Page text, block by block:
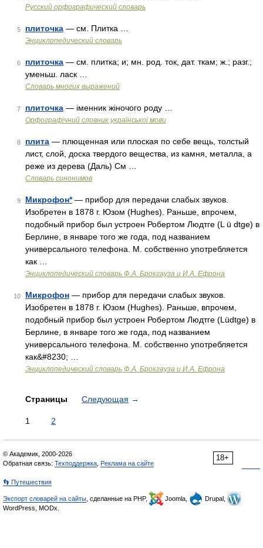
Русский орфографический словарь
5 плиточка — см. Плитка …
Энциклопедический словарь
6 плиточка — см. плитка; и; мн. род. ток, дат. ткам; ж.; разг.;
уменьш. ласк …
Словарь многих выражений
7 плиточка — іменник жіночого роду …
Орфографічний словник української мови
8 плита — плющенная или плоская по себе вещь, толстый
лист, слой, доска твердого вещества, из камня, металла, а
реже из дерева (Даль) См …
Словарь синонимов
9 Микрофон*— прибор для передачи слабых звуков.
Изобретен в 1878 г. Юзом (Hughes). Раньше, впрочем,
подобный прибор был устроен Робертом Людтге (L ü dtge) в
Берлине, в январе того же года, под названием
универсального телефона. М. собственно употребляется
как …
Энциклопедический словарь Ф.А. Брокгауза и И.А. Ефрона
10 Микрофон — прибор для передачи слабых звуков.
Изобретен в 1878 г. Юзом (Hughes). Раньше, впрочем,
подобный прибор был устроен Робертом Людтге (Lüdtge) в
Берлине, в январе того же года, под названием
универсального телефона. М. собственно употребляется
как&#8230; …
Энциклопедический словарь Ф.А. Брокгауза и И.А. Ефрона
Страницы Следующая →
1 2
18+
© Академик, 2000-2026
Обратная связь: Техподдержка Реклама на сайте
👣 Путешествия
Экспорт словарей на сайты , сделанные на PHP, Joomla,
Drupal,
WordPress, MODx.